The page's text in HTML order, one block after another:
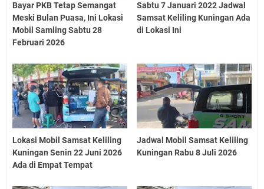
Bayar PKB Tetap Semangat
Meski Bulan Puasa, Ini Lokasi
Mobil Samling Sabtu 28
Februari 2026
Sabtu 7 Januari 2022 Jadwal
Samsat Keliling Kuningan Ada
di Lokasi Ini
Lokasi Mobil Samsat Keliling
Kuningan Senin 22 Juni 2026
Ada di Empat Tempat
Jadwal Mobil Samsat Keliling
Kuningan Rabu 8 Juli 2026